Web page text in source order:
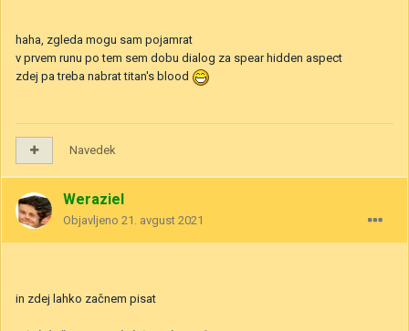
haha, zgleda mogu sam pojamrat
v prvem runu po tem sem dobu dialog za spear hidden aspect
zdej pa treba nabrat titan's blood
Navedek
Weraziel
Objavljeno 21. avgust 2021
in zdej lahko začnem pisat